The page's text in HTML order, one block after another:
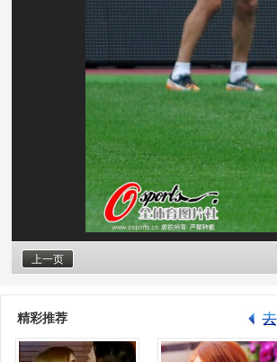
上一页
精彩推荐